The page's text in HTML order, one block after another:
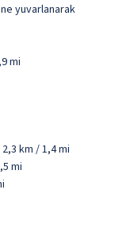
yuvarlanarak
mi
km / 1,4 mi
mi